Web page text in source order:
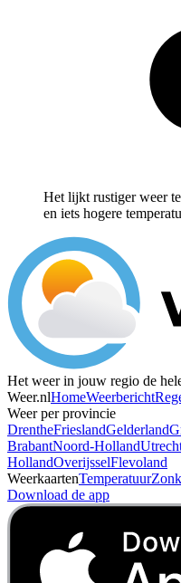
Het lijkt rustiger weer
en iets hogere
Het weer in jouw regio de
Weer.nlHomeWeerbericht
Weer per provincie
DrentheFrieslandGelderland
BrabantNoord-Holland
HollandOverijsselFlevoland
WeerkaartenTemperatuur
Download de app